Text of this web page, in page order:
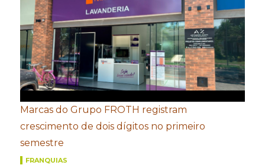
Marcas do Grupo FROTH registram
crescimento de dois dígitos no primeiro
semestre
FRANQUIAS